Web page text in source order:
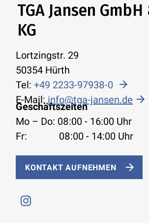
TGA Jansen GmbH
KG
Lortzingstr. 29
50354 Hürth
Tel: +49 2233-97938-0
E-Mail: info@tga-jansen.de
Geschäftszeiten
Mo – Do: 08:00 - 16:00 Uhr
Fr: 08:00 - 14:00 Uhr
KONTAKT AUFNEHMEN